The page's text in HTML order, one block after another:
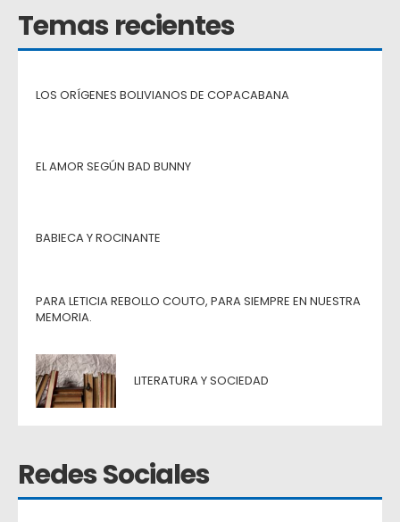
Temas recientes
LOS ORÍGENES BOLIVIANOS DE COPACABANA
EL AMOR SEGÚN BAD BUNNY
BABIECA Y ROCINANTE
PARA LETICIA REBOLLO COUTO, PARA SIEMPRE EN NUESTRA
MEMORIA.
LITERATURA Y SOCIEDAD
Redes Sociales